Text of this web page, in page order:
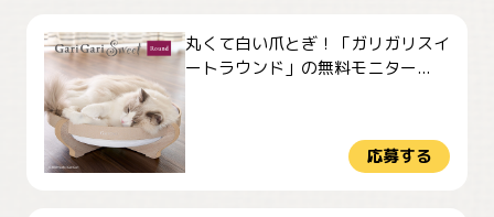
丸くて白い爪とぎ！「ガリガリスイ
ートラウンド」の無料モニター...
応募する